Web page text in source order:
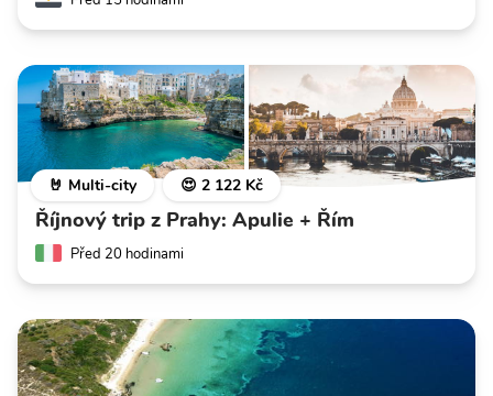
🤘 Multi-city 😍 2 122 Kč
Říjnový trip z Prahy: Apulie + Řím
Před 20 hodinami